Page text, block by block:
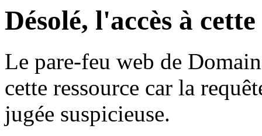
Désolé, l'accès à
Le pare-feu web de
cette ressource car la
jugée suspicieuse.